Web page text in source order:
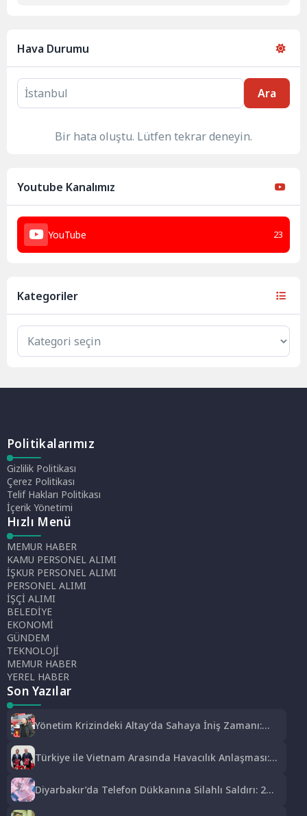
Hava Durumu
Ara
Bir hata oluştu. Lütfen tekrar deneyin.
Youtube Kanalımız
YouTube 23
Kategoriler
Politikalarımız
Gizlilik Politikası
Çerez Politikası
Telif Hakları Politikası
İçerik Yönetimi
Hızlı Menü
MEMUR HABER
KAMU PERSONEL ALIMI
İŞKUR PERSONEL ALIMI
PERSONEL ALIMI
İŞÇİ ALIMI
BELEDİYE
EKONOMİ
GÜNDEM
TEKNOLOJİ
MEMUR HABER
YEREL HABER
Son Yazılar
Yönetim Krizindeki Altay’da Sahaya İniş Zamanı:
Türkiye ile Vietnam Arasında Havacılık Anlaşması:
Diyarbakır’da Telefon Dükkanına Silahlı Saldırı: 2